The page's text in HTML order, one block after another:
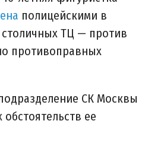
полицейскими в
столичных ТЦ — против
противоправных
СК Москвы
ее